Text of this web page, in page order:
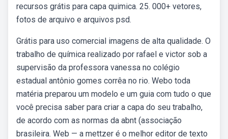
recursos grátis para capa quimica. 25. 000+ vetores,
fotos de arquivo e arquivos psd.
Grátis para uso comercial imagens de alta qualidade. O
trabalho de química realizado por rafael e victor sob a
supervisão da professora vanessa no colégio
estadual antônio gomes corrêa no rio. Webo toda
matéria preparou um modelo e um guia com tudo o que
você precisa saber para criar a capa do seu trabalho,
de acordo com as normas da abnt (associação
brasileira. Web — a mettzer é o melhor editor de texto